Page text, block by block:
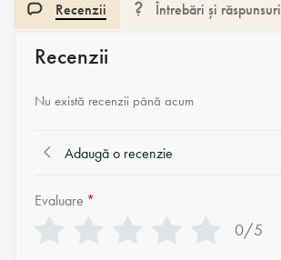
Recenzii Întrebări și răspunsuri
Recenzii
Nu există recenzii până acum
Adaugă o recenzie
Evaluare *
0/5